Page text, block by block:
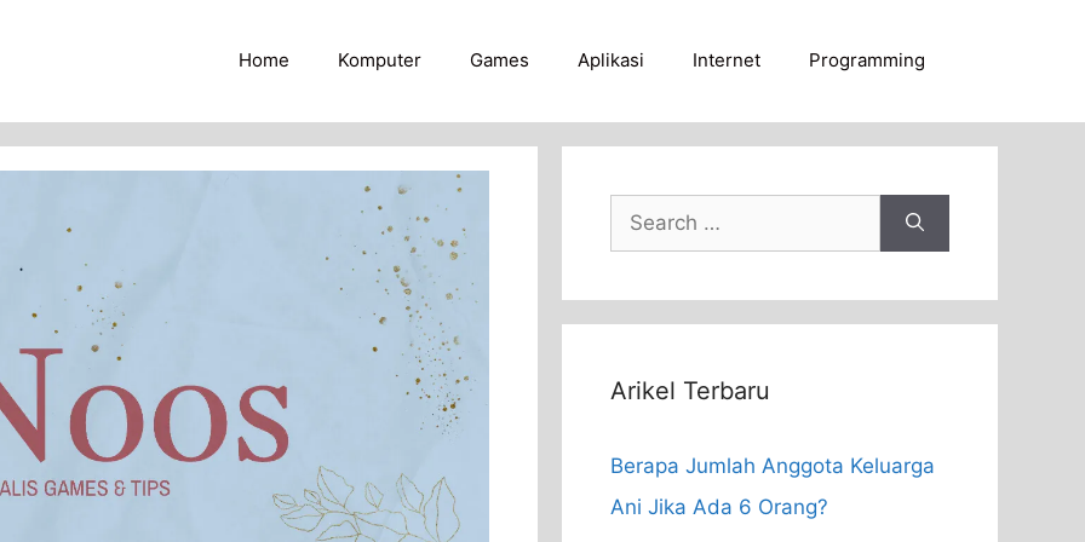
Home Komputer Games Aplikasi Internet Programming
Search
for:
Arikel Terbaru
Berapa Jumlah Anggota Keluarga
Ani Jika Ada 6 Orang?